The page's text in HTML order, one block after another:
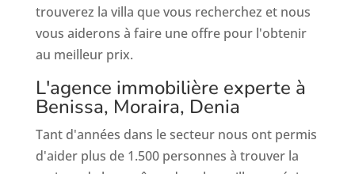
trouverez la villa que vous recherchez et nous
vous aiderons à faire une offre pour l'obtenir
au meilleur prix.
L'agence immobilière experte à
Benissa, Moraira, Denia
Tant d'années dans le secteur nous ont permis
d'aider plus de 1.500 personnes à trouver la